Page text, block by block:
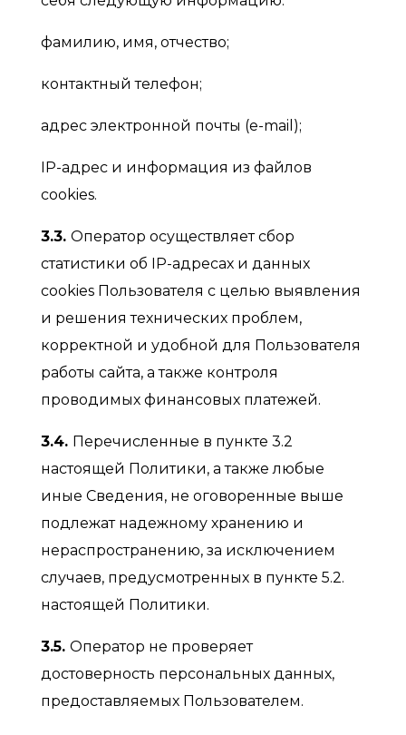
фамилию, имя, отчество;
контактный телефон;
адрес электронной почты (e-mail);
IP-адрес и информация из файлов
cookies.
3.3. Оператор осуществляет сбор
статистики об IP-адресах и данных
cookies Пользователя с целью выявления
и решения технических проблем,
корректной и удобной для Пользователя
работы сайта, а также контроля
проводимых финансовых платежей.
3.4. Перечисленные в пункте 3.2
настоящей Политики, а также любые
иные Сведения, не оговоренные выше
подлежат надежному хранению и
нераспространению, за исключением
случаев, предусмотренных в пункте 5.2.
настоящей Политики.
3.5. Оператор не проверяет
достоверность персональных данных,
предоставляемых Пользователем.